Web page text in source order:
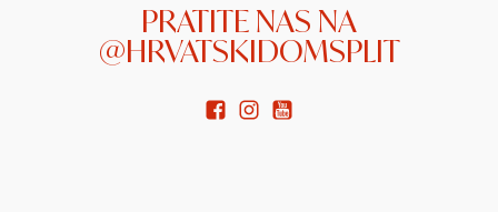
PRATITE NAS NA
@HRVATSKIDOMSPLIT